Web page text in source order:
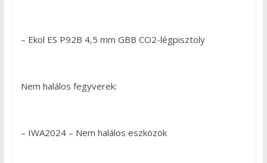
– Ekol ES P92B 4,5 mm GBB CO2-légpisztoly
Nem halálos fegyverek:
– IWA2024 – Nem halálos eszközök